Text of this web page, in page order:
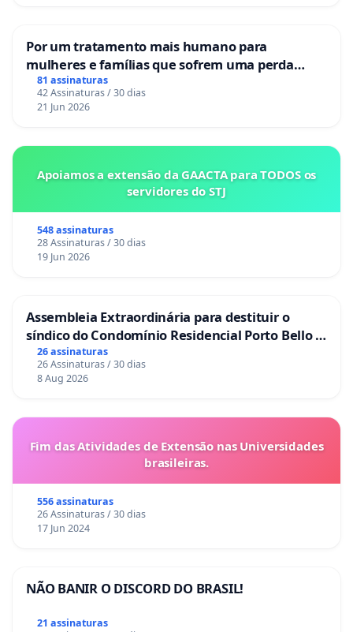
Por um tratamento mais humano para
mulheres e famílias que sofrem uma perda
gestacional nos hospitais portugueses
81 assinaturas
42 Assinaturas / 30 dias
21 Jun 2026
Apoiamos a extensão da GAACTA para TODOS os
servidores do STJ
548 assinaturas
28 Assinaturas / 30 dias
19 Jun 2026
Assembleia Extraordinária para destituir o
síndico do Condomínio Residencial Porto Bello -
La Casa
26 assinaturas
26 Assinaturas / 30 dias
8 Aug 2026
Fim das Atividades de Extensão nas Universidades
brasileiras.
556 assinaturas
26 Assinaturas / 30 dias
17 Jun 2024
NÃO BANIR O DISCORD DO BRASIL!
21 assinaturas